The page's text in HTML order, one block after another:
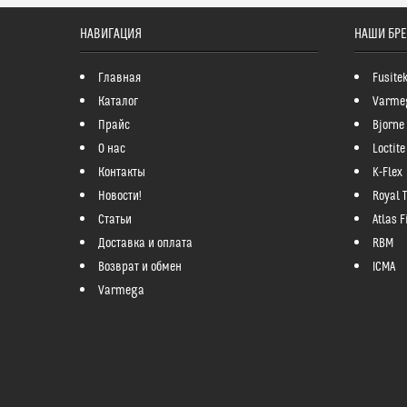
НАВИГАЦИЯ
Главная
Каталог
Прайс
О нас
Контакты
Новости!
Статьи
Доставка и оплата
Возврат и обмен
Varmega
НАШИ
Bjorne
Loctite
K-Flex
Royal
Atlas
RBM
ICMA